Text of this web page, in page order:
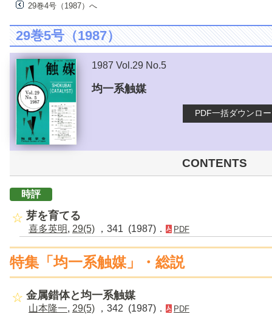
29巻4号（1987）へ
29巻5号（1987）
1987 Vol.29 No.5
均一系触媒
PDF一括ダウンロ
CONTENTS
時評
芽を育てる
喜多英明, 29(5) ，341 (1987)． PDF
特集「均一系触媒」・総説
金属錯体と均一系触媒
山本隆一, 29(5) ，342 (1987)． PDF